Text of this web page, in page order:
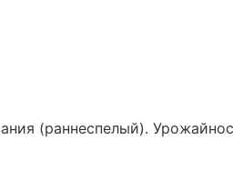
(раннеспелый).